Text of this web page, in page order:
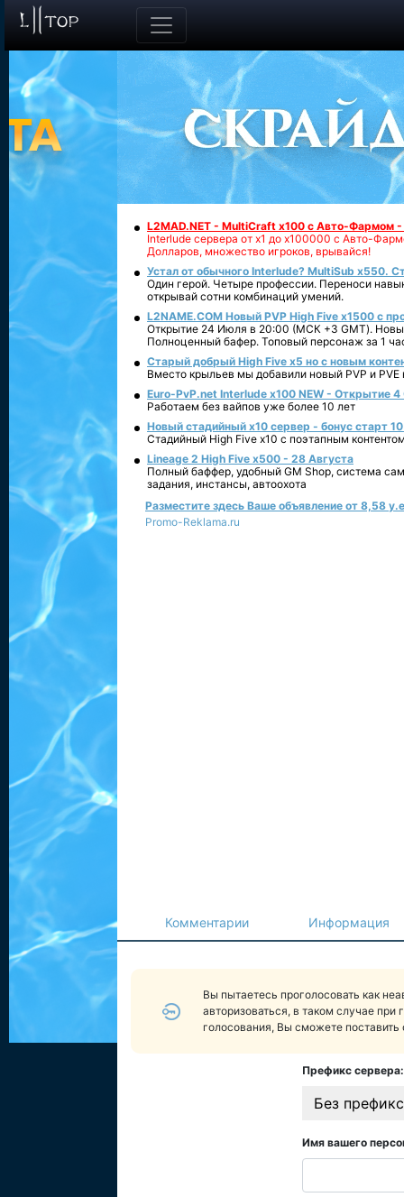
L2MAD.NET - MultiCraft x100 с Авто-Фармом
Interlude сервера от х1 до х100000 с Авто-
Долларов, множество игроков, врывайся!
Устал от обычного Interlude? MultiSub x550.
Один герой. Четыре профессии. Переноси
открывай сотни комбинаций умений.
L2NAME.COM Новый PVP High Five x1500 с
Открытие 24 Июля в 20:00 (МСК +3 GMT).
Полноценный бафер. Топовый персонаж за 1
Старый добрый High Five x5 но с новым
Вместо крыльев мы добавили новый PVP и PVE
Euro-PvP.net Interlude х100 NEW - Открытие 4
Работаем без вайпов уже более 10 лет
Новый стадийный х10 сервер - бонус старт
Стадийный High Five x10 с поэтапным
Lineage 2 High Five x500 - 28 Августа
Полный баффер, удобный GM Shop, система
задания, инстансы, автоохота
Разместите здесь Ваше объявление от 8,58
Promo-Reklama.ru
Комментарии Информация
Вы пытаетесь проголосовать как
авторизоваться, в таком случае при
голосования, Вы сможете поставить
Префикс сервера:
Без
Имя вашего